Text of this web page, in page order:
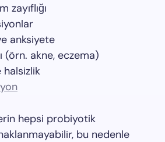
zayıflığı
anksiyete
(örn. akne, eczema)
halsizlik
hepsi probiyotik
bu nedenle